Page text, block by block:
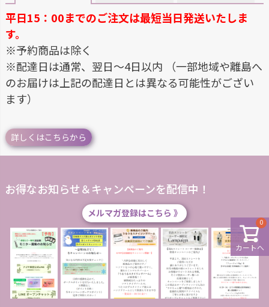
カートへ
0
平日15：00までのご注文は最短当日発送いたしま
す。
※予約商品は除く
※配達日は通常、翌日～4日以内 （一部地域や離島へ
のお届けは上記の配達日とは異なる可能性がござい
ます）
詳しくはこちらから
お得なお知らせ＆キャンペーンを配信中！
メルマガ登録はこちら 》